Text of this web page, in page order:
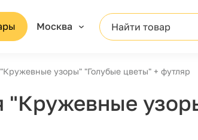
Москва Найти товар
узоры" "Голубые цветы" + футляр
"Кружевные